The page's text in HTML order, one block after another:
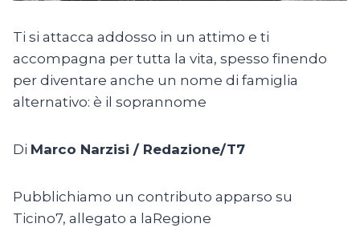
Ti si attacca addosso in un attimo e ti
accompagna per tutta la vita, spesso finendo
per diventare anche un nome di famiglia
alternativo: è il soprannome
Di Marco Narzisi / Redazione/T7
Pubblichiamo un contributo apparso su
Ticino7, allegato a laRegione